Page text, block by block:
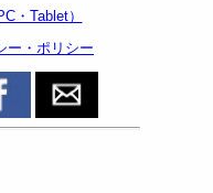
・Tablet）
ー・ポリシー